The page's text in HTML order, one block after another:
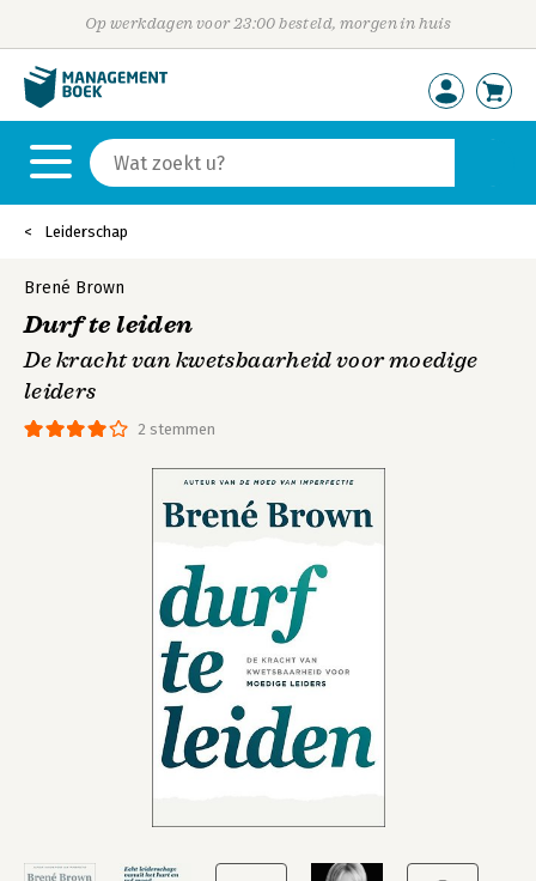
Op werkdagen voor 23:00 besteld, morgen in huis
Leiderschap
2 stemmen
Brené Brown
Durf te leiden
De kracht van kwetsbaarheid voor moedige
leiders